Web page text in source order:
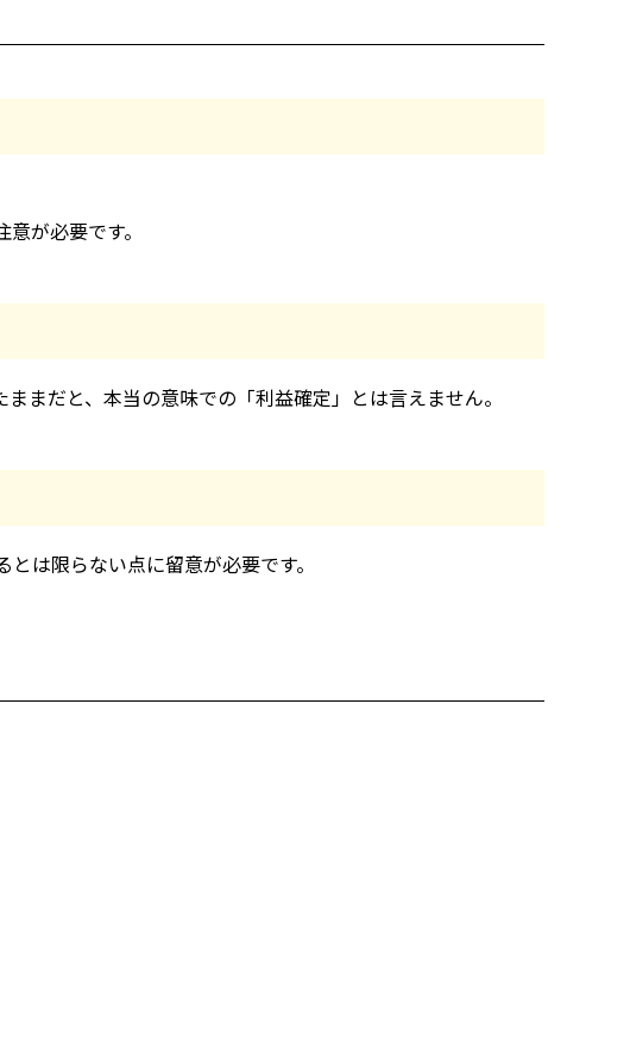
が必要です。
まだと、本当の意味での「利益確定」とは言えません。
は限らない点に留意が必要です。